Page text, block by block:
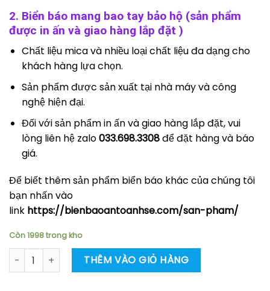
2. Biển báo mang bao tay bảo hộ (sản phẩm
được in ấn và giao hàng lắp đặt )
Chất liệu mica và nhiều loại chất liệu đa dạng cho
khách hàng lựa chọn.
Sản phẩm được sản xuất tại nhà máy và công
nghệ hiện đại.
Đối với sản phẩm in ấn và giao hàng lắp đặt, vui
lòng liên hệ zalo033.698.3308để đặt hàng và báo
giá.
Để biết thêm sản phẩm biển báo khác của chúng tôi
bạn nhấn vào
link https://bienbaoantoanhse.com/san-pham/
Còn 1998 trong kho
Biển báo mang bao tay bảo hộ số lượng
THÊM VÀO GIỎ HÀNG